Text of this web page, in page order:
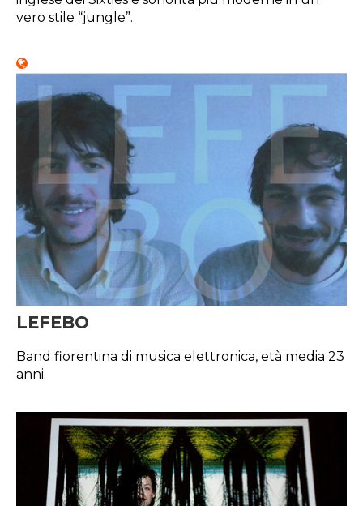
vero stile “jungle”.
LEFEBO
Band fiorentina di musica elettronica, età media 23
anni.